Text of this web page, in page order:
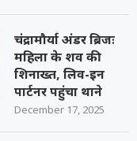
चंद्रामौर्या अंडर ब्रिजः
महिला के शव की
शिनाख्त, लिव-इन
पार्टनर पहुंचा थाने
December 17, 2025